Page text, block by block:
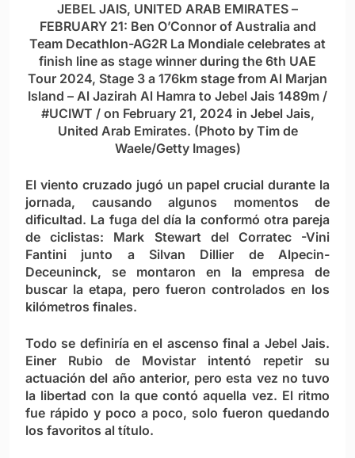
JEBEL JAIS, UNITED ARAB EMIRATES –
FEBRUARY 21: Ben O’Connor of Australia and
Team Decathlon-AG2R La Mondiale celebrates at
finish line as stage winner during the 6th UAE
Tour 2024, Stage 3 a 176km stage from Al Marjan
Island – Al Jazirah Al Hamra to Jebel Jais 1489m /
#UCIWT / on February 21, 2024 in Jebel Jais,
United Arab Emirates. (Photo by Tim de
Waele/Getty Images)
El viento cruzado jugó un papel crucial durante la
jornada, causando algunos momentos de
dificultad. La fuga del día la conformó otra pareja
de ciclistas: Mark Stewart del Corratec -Vini
Fantini junto a Silvan Dillier de Alpecin-
Deceuninck, se montaron en la empresa de
buscar la etapa, pero fueron controlados en los
kilómetros finales.
Todo se definiría en el ascenso final a Jebel Jais.
Einer Rubio de Movistar intentó repetir su
actuación del año anterior, pero esta vez no tuvo
la libertad con la que contó aquella vez. El ritmo
fue rápido y poco a poco, solo fueron quedando
los favoritos al título.